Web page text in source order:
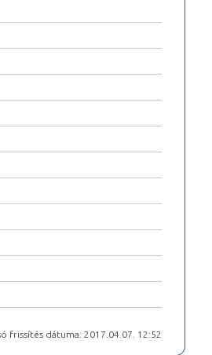
frissítés dátuma: 2017.04.07. 12:52